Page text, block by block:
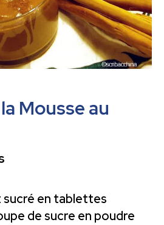
Mousse au
en tablettes
de sucre en poudre